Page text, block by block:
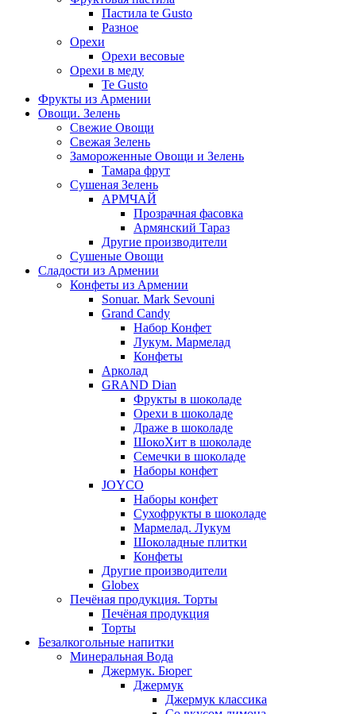
Пастила te Gusto
Разное
Орехи
Орехи весовые
Орехи в меду
Te Gusto
Фрукты из Армении
Овощи. Зелень
Свежие Овощи
Свежая Зелень
Замороженные Овощи и Зелень
Тамара фрут
Сушеная Зелень
АРМЧАЙ
Прозрачная фасовка
Армянский Тараз
Другие производители
Сушеные Овощи
Сладости из Армении
Конфеты из Армении
Sonuar. Mark Sevouni
Grand Candy
Набор Конфет
Лукум. Мармелад
Конфеты
Арколад
GRAND Dian
Фрукты в шоколаде
Орехи в шоколаде
Драже в шоколаде
ШокоХит в шоколаде
Семечки в шоколаде
Наборы конфет
JOYCO
Наборы конфет
Сухофрукты в шоколаде
Мармелад. Лукум
Шоколадные плитки
Конфеты
Другие производители
Globex
Печёная продукция. Торты
Печёная продукция
Торты
Безалкогольные напитки
Минеральная Вода
Джермук. Бюрег
Джермук
Джермук классика